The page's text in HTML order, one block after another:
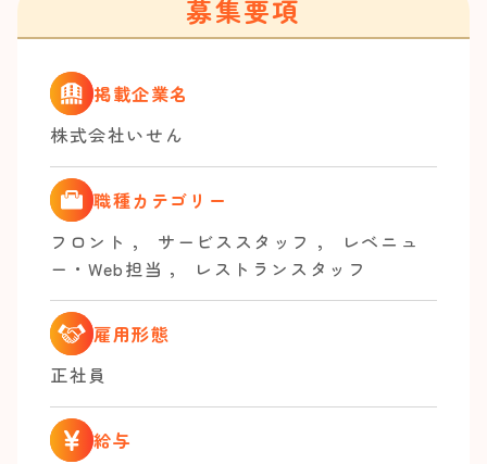
募集要項
掲載企業名
株式会社いせん
職種カテゴリー
フロント ， サービススタッフ ，
レベニュ
ー・Web担当 ， レストランスタッフ
雇用形態
正社員
給与